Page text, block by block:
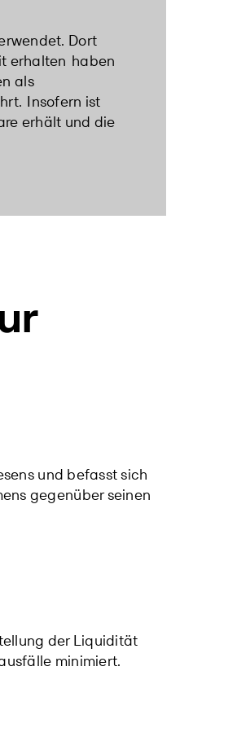
Dort
erhalten haben
als
Insofern ist
erhält und die
und befasst sich
gegenüber seinen
der Liquidität
minimiert.